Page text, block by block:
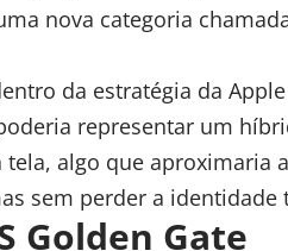
nova categoria
da estratégia da
representar um
algo que aproximaria
sem perder a
Golden Gate